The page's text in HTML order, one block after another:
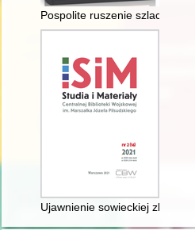
Pospolite ruszenie szlachty
Ujawnienie sowieckiej